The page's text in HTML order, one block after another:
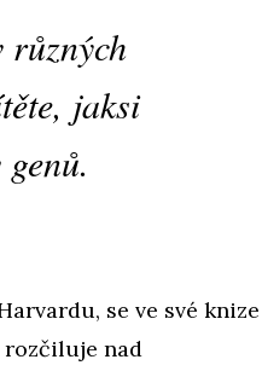
různých
jaksi
se ve své knize
rozčiluje nad